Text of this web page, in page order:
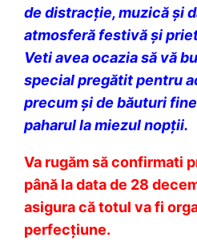
de distracție, muzică și
atmosferă festivă și
Veti avea ocazia să vă
special pregătit pentru
precum și de băuturi
paharul la miezul nopții.
Va rugăm să confirmati
până la data de 28
asigura că totul va fi
perfecțiune.